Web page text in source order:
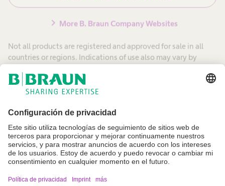
chevron_right More B. Braun Company Websites
Not all products are registered and approved for sale in all
countries or regions. Indications of use also may vary by
representative for product availability and information.
Product images are for reference only.
Imprint
Términos y condiciones
Aviso legal y condiciones de uso
Política de privacidad
Canal interno de información
Configuración de cookies
No todos los productos que aparecen en esta web están registrados y
de uso y presentación de dichos productos pueden variar en función